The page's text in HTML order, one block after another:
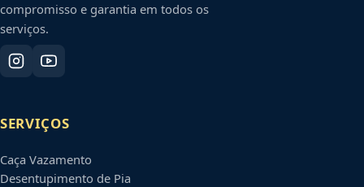
compromisso e garantia em todos os
serviços.
SERVIÇOS
Caça Vazamento
Desentupimento de Pia